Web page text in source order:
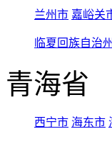
兰州市 嘉峪关
临夏回族自治州
青海省
西宁市 海东市